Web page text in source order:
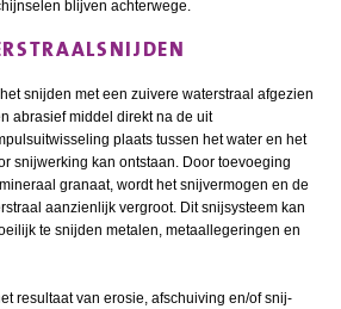
blijven achterwege.
snijden met een zuivere waterstraal afgezien
abrasief middel direkt na de uit
plaats tussen het water en het
snijwerking kan ontstaan. Door toevoeging
granaat, wordt het snijvermogen en de
aanzienlijk vergroot. Dit snijsysteem kan
te snijden metalen, metaallegeringen en
resultaat van erosie, afschuiving en/of snij-